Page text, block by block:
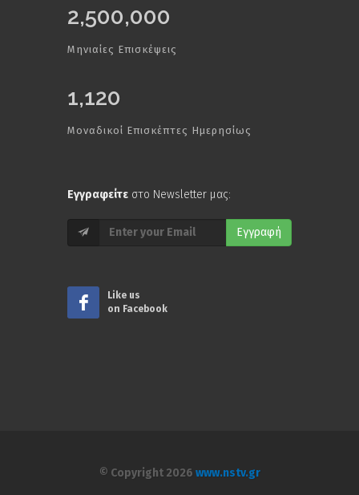
2,500,000
Μηνιαίες Επισκέψεις
1,120
Μοναδικοί Επισκέπτες Ημερησίως
Εγγραφείτε στο Newsletter μας:
Εγγραφή
Like us
on Facebook
© Copyright 2026 www.nstv.gr